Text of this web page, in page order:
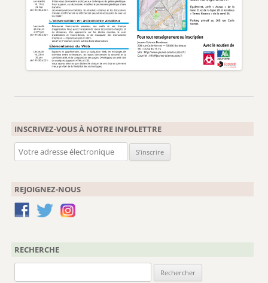
INSCRIVEZ-VOUS À NOTRE INFOLETTRE
REJOIGNEZ-NOUS
RECHERCHE